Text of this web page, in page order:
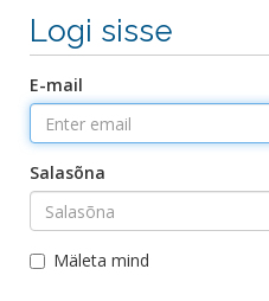
Logi sisse
E-mail
Salasõna
Mäleta mind